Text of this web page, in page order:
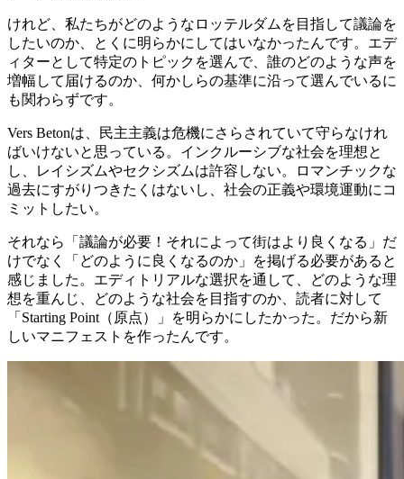
けれど、私たちがどのようなロッテルダムを目指して議論を
したいのか、とくに明らかにしてはいなかったんです。エデ
ィターとして特定のトピックを選んで、誰のどのような声を
増幅して届けるのか、何かしらの基準に沿って選んでいるに
も関わらずです。
Vers Betonは、民主主義は危機にさらされていて守らなけれ
ばいけないと思っている。インクルーシブな社会を理想と
し、レイシズムやセクシズムは許容しない。ロマンチックな
過去にすがりつきたくはないし、社会の正義や環境運動にコ
ミットしたい。
それなら「議論が必要！それによって街はより良くなる」だ
けでなく「どのように良くなるのか」を掲げる必要があると
感じました。エディトリアルな選択を通して、どのような理
想を重んじ、どのような社会を目指すのか、読者に対して
「Starting Point（原点）」を明らかにしたかった。だから新
しいマニフェストを作ったんです。